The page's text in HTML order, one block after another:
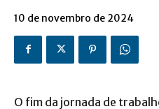
10 de novembro de 2024
O fim da jornada de